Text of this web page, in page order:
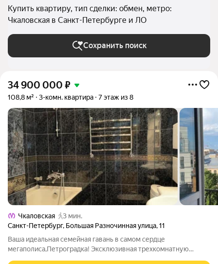
Купить квартиру, тип сделки: обмен, метро:
Чкаловская в Санкт-Петербурге и ЛО
Сохранить поиск
34 900 000 ₽
108,8 м² 3-комн. квартира 7 этаж из 8
Чкаловская
3 мин.
Санкт-Петербург, Большая Разночинная улица,11
Ваша идеальная семейная гавань в самом сердце
мегаполиса,Петроградка! Эксклюзивная трехкомнатную